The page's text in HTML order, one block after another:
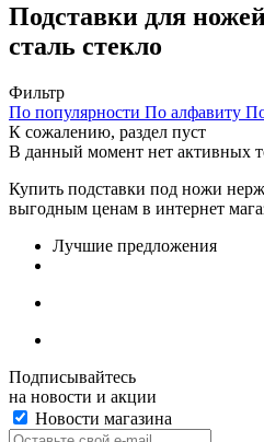
Подставки для
сталь стекло
Фильтр
По популярности По алфавиту
К сожалению, раздел пуст
В данный момент нет активных
Купить подставки под ножи
выгодным ценам в интернет
Лучшие предложения
Подписывайтесь
на новости и акции
Новости магазина